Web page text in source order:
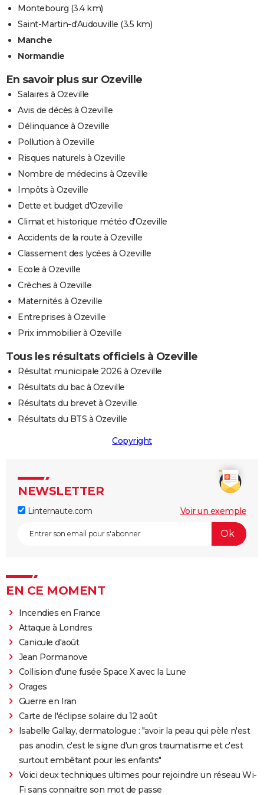
Montebourg (3.4 km)
Saint-Martin-d'Audouville (3.5 km)
Manche
Normandie
En savoir plus sur Ozeville
Salaires à Ozeville
Avis de décès à Ozeville
Délinquance à Ozeville
Pollution à Ozeville
Risques naturels à Ozeville
Nombre de médecins à Ozeville
Impôts à Ozeville
Dette et budget d'Ozeville
Climat et historique météo d'Ozeville
Accidents de la route à Ozeville
Classement des lycées à Ozeville
Ecole à Ozeville
Crèches à Ozeville
Maternités à Ozeville
Entreprises à Ozeville
Prix immobilier à Ozeville
Tous les résultats officiels à Ozeville
Résultat municipale 2026 à Ozeville
Résultats du bac à Ozeville
Résultats du brevet à Ozeville
Résultats du BTS à Ozeville
Copyright
NEWSLETTER
Linternaute.com Voir un exemple
EN CE MOMENT
Incendies en France
Attaque à Londres
Canicule d'août
Jean Pormanove
Collision d'une fusée Space X avec la Lune
Orages
Guerre en Iran
Carte de l'éclipse solaire du 12 août
Isabelle Gallay, dermatologue : "avoir la peau qui pèle n'est
pas anodin, c'est le signe d'un gros traumatisme et c'est
surtout embêtant pour les enfants"
Voici deux techniques ultimes pour rejoindre un réseau Wi-
Fi sans connaitre son mot de passe